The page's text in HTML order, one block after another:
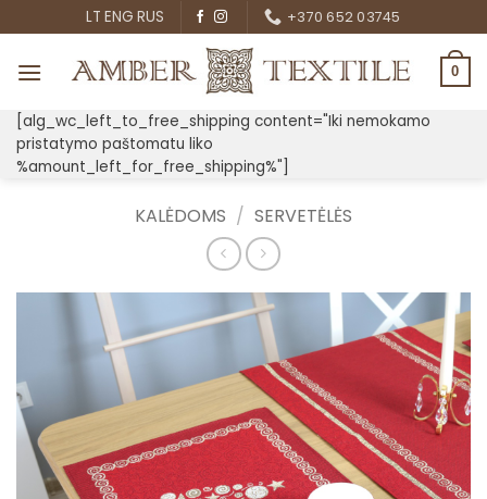
to
content
LT ENG RUS +370 652 03745
0
[alg_wc_left_to_free_shipping content="Iki nemokamo
pristatymo paštomatu liko
%amount_left_for_free_shipping%"]
KALĖDOMS / SERVETĖLĖS